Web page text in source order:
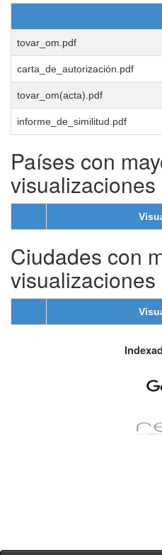
tovar_om.pdf
carta_de_autorización.pdf
tovar_om(acta).pdf
informe_de_similitud.pdf
Países con
visualizaciones
Ciudades con
visualizaciones